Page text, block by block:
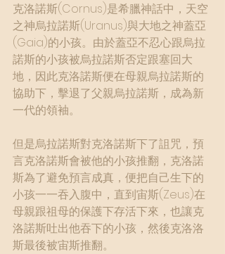
克洛諾斯(Cornus)是希臘神話中，天空
之神烏拉諾斯(Uranus)與大地之神蓋亞
(Gaia)的小孩。由於蓋亞不忍心跟烏拉
諾斯的小孩被烏拉諾斯否定跟塞回大
地，因此克洛諾斯便在母親烏拉諾斯的
協助下，擊退了父親烏拉諾斯，成為新
一代的領袖。
但是烏拉諾斯對克洛諾斯下了詛咒，預
言克洛諾斯會被他的小孩推翻，克洛諾
斯為了避免預言成真，便把自己生下的
小孩一一吞入腹中，直到宙斯(Zeus)在
母親跟祖母的保護下存活下來，也讓克
洛諾斯吐出他吞下的小孩，然後克洛洛
斯最後被宙斯推翻。